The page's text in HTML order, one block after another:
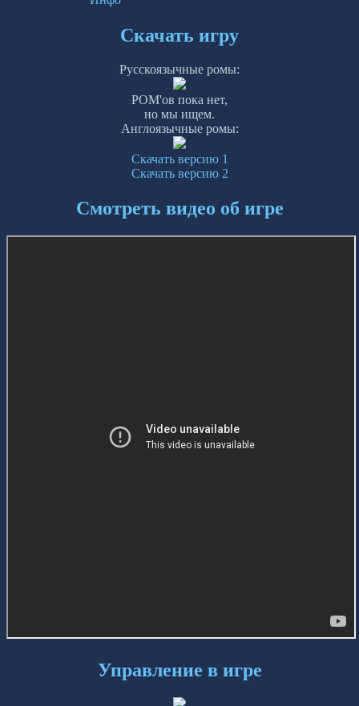
Скачать игру
Русскоязычные ромы:
РОМ'ов пока нет,
но мы ищем.
Англоязычные ромы:
Скачать версию 1
Скачать версию 2
Смотреть видео об игре
Управление в игре